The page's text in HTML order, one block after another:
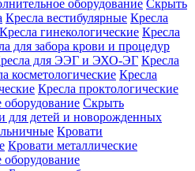
оборудование Скрыть
Кресла вестибулярные Кресла
Кресла гинекологические Кресла
для забора крови и процедур
для ЭЭГ и ЭХО-ЭГ Кресла
косметологические Кресла
Кресла проктологические
Скрыть
для детей и новорожденных
Кровати
Кровати металлические